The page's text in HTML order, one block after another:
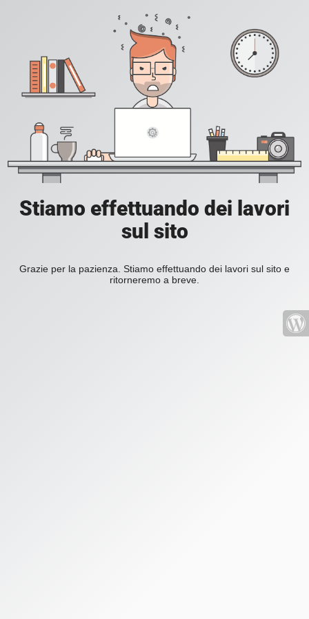
Stiamo effettuando dei lavori
sul sito
Grazie per la pazienza. Stiamo effettuando dei lavori sul sito e
ritorneremo a breve.